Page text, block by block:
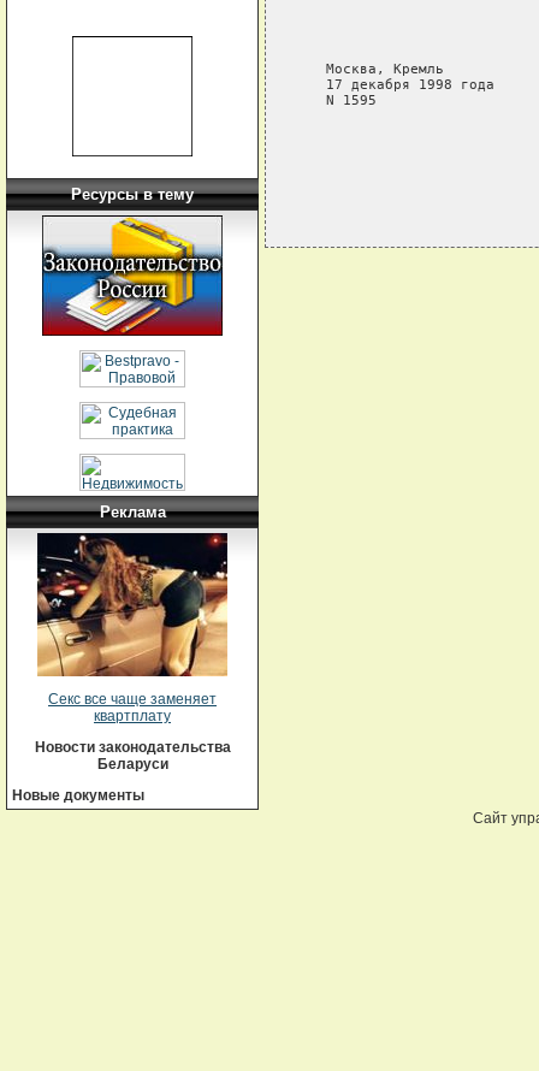
Ресурсы в тему
Реклама
Секс все чаще заменяет
квартплату
Новости законодательства
Беларуси
Новые документы
   Москва, Кремль
   17 декабря 1998 года
   N 1595
Сайт